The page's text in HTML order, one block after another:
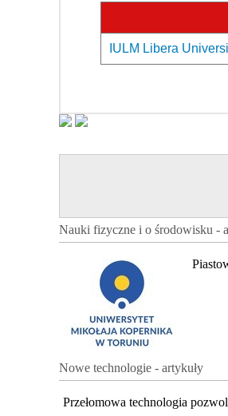
IULM Libera
Nauki fizyczne i o środowisku -
Nowe technologie - artykuły
Przełomowa technologia